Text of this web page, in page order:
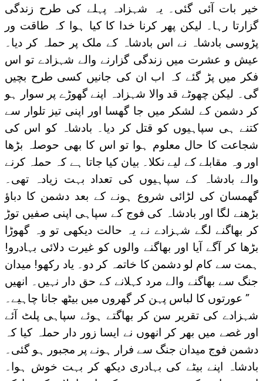
خیر بات آئی گئی۔ یہ شہزادہ پہلے کی طرح زندگی
گزارتا رہا۔ لیکن پھر کرنا خدا کا کیا ہوا کہ طاقت ور
پڑوسی بادشاہ نے اس بادشاہ کے ملک پر حملہ کر دیا۔
عیش و عشرت میں زندگی گزارنے والے شہزادے تو اس
فکر میں پڑ گئے کہ اب ان کی جانیں کسی طرح بچیں
گی۔ لیکن چھوٹے قد والا شہزادہ اپنے گھوڑے پر سوار ہو
کر دشمن کے لشکر میں جا گھسا اور اپنی تیز تلوار سے
کتنے ہی سپاہیوں کو قتل کر دیا۔ بادشاہ کو اس کی
شجاعت کا حال معلوم ہوا تو اس کا بھی حوصلہ بڑھا
اور وہ مقابلے کے لیے نکلا۔ بیان کیا جاتا ہے کہ حملہ کرنے
والے بادشاہ کے سپاہیوں کی تعداد بہت زیادہ تھی۔
گھمسان کی لڑائی شروع ہونے کے بعد دشمن کا دباؤ
بڑھنے لگا اور بادشاہ کی فوج کے سپاہی اپنی صفیں توڑ
کر بھاگنے لگے شہزادے نے یہ حالت دیکھی تو وہ گھوڑا
بڑھا کر آگے آیا اور بھاگنے والوں کو غیرت دلائی بہادرو!
ہمت سے کام لو دشمن کا خاتمہ کر دو۔ یاد رکھو! میدان
جنگ سے بھاگنے والے مرد کہلانے کے حق دار نہیں۔ انھیں
عورتوں کا لباس پہن کر گھروں میں بیٹھ جانا چاہیے۔ ”
شہزادے کی تقریر سن کر بھاگتے ہوئے سپاہی پلٹ آئے
اور غصے میں بھر کر انھوں نے ایسا زور دار حملہ کیا کہ
دشمن فوج میدان جنگ سے فرار ہونے پر مجبور ہو گئی۔
بادشاہ اپنے بیٹے کی بہادری دیکھ کر بہت خوش ہوا۔